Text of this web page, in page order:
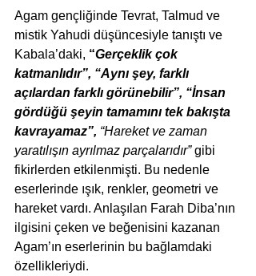
Agam gençliğinde Tevrat, Talmud ve
mistik Yahudi düşüncesiyle tanıştı ve
Kabala’daki, “Gerçeklik çok
katmanlıdır”, “Aynı şey, farklı
açılardan farklı görünebilir”, “İnsan
gördüğü şeyin tamamını tek bakışta
kavrayamaz”, “Hareket ve zaman
yaratılışın ayrılmaz parçalarıdır” gibi
fikirlerden etkilenmişti. Bu nedenle
eserlerinde ışık, renkler, geometri ve
hareket vardı. Anlaşılan Farah Diba’nın
ilgisini çeken ve beğenisini kazanan
Agam’ın eserlerinin bu bağlamdaki
özellikleriydi.